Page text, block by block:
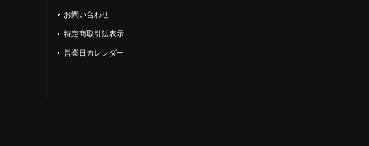
お問い合わせ
特定商取引法表示
営業日カレンダー